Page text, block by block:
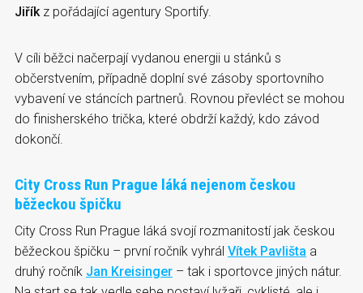
Jiřík z pořádající agentury Sportify.
V cíli běžci načerpají vydanou energii u stánků s
občerstvením, případně doplní své zásoby sportovního
vybavení ve stáncích partnerů. Rovnou převléct se mohou
do finisherského trička, které obdrží každý, kdo závod
dokončí.
City Cross Run Prague láká nejenom českou
běžeckou špičku
City Cross Run Prague láká svojí rozmanitostí jak českou
běžeckou špičku – první ročník vyhrál Vítek Pavlišta a
druhý ročník Jan Kreisinger – tak i sportovce jiných nátur.